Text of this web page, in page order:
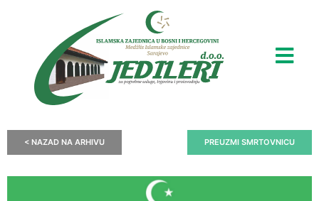
< NAZAD NA ARHIVU PREUZMI SMRTOVNICU